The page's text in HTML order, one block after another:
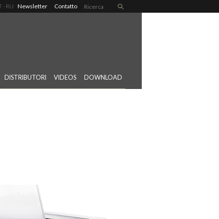
RU Newsletter Contatto
DISTRIBUTORI VIDEOS DOWNLOAD